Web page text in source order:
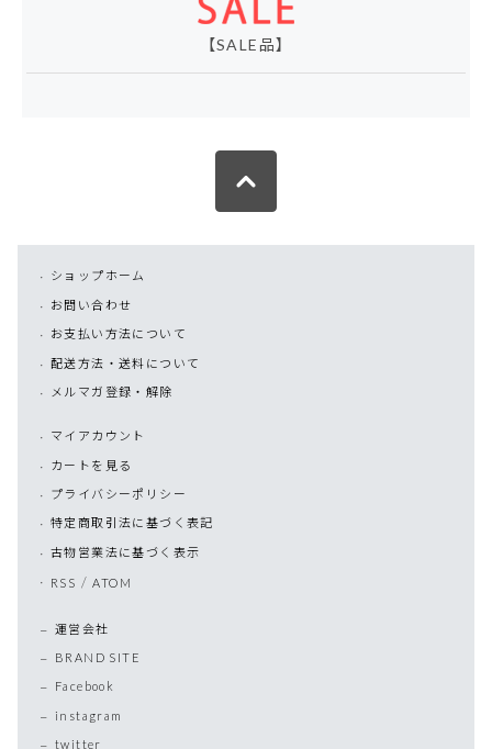
【SALE品】
ショップホーム
お問い合わせ
お支払い方法について
配送方法・送料について
メルマガ登録・解除
マイアカウント
カートを見る
プライバシーポリシー
特定商取引法に基づく表記
古物営業法に基づく表示
RSS /ATOM
運営会社
BRAND SITE
Facebook
instagram
twitter